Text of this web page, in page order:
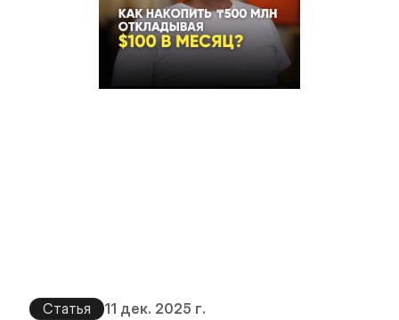
Статья 11 дек. 2025 г.